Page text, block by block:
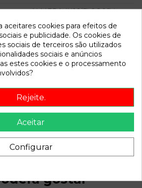
ALMERA (N16/E) 2.2 16V
Turbodiesel CAT | 0.00 - ...
2022-04-08
para nissan almera (n16/e) 2.2 16v
... 2.2 16v turbodiesel cat | 0.00 - ...
gostar
aceitares cookies para efeitos de
e publicidade. Os cookies de
sociais de terceiros são utilizados
sociais e anúncios
estes cookies e o processamento
Rejeite.
Aceitar
Configurar